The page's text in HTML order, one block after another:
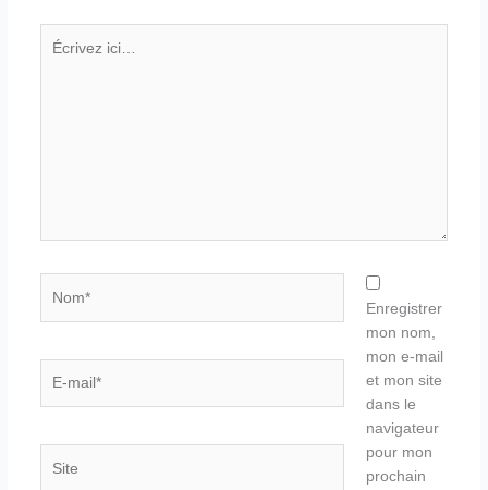
ici…
Enregistrer
mon nom,
mon e-mail
et mon site
dans le
navigateur
pour mon
prochain